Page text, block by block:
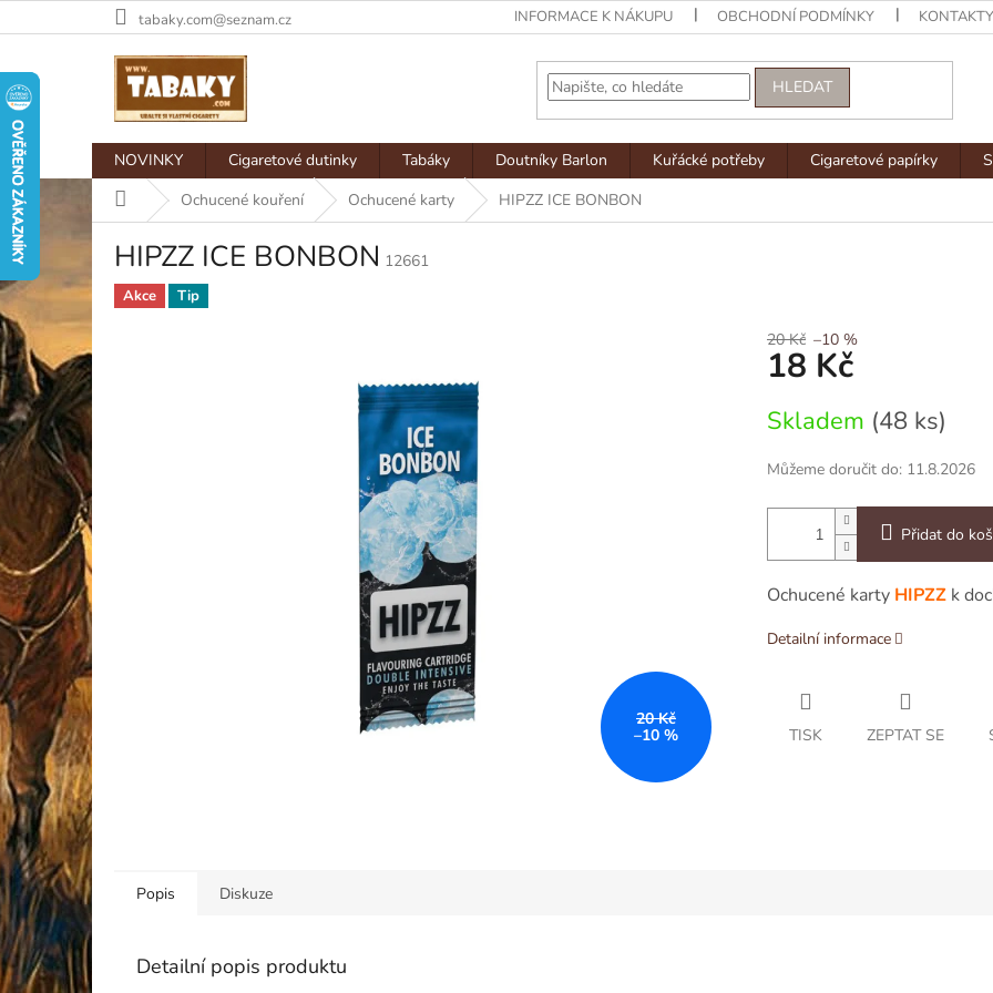
na
tabaky.com@seznam.cz INFORMACE K NÁKUPU OBCHODNÍ PODMÍNKY KONTAKTY
HLEDAT
NOVINKY Cigaretové dutinky Tabáky Doutníky Barlon Kuřácké potřeby Cigaretové papírky
Domů Ochucené kouření Ochucené karty HIPZZ ICE BONBON
HIPZZ ICE BONBON 12661
Akce Tip
20 Kč
–10 %
20 Kč –10 %
18 Kč
cena:
Skladem (48 ks)
Můžeme doručit do: 11.8.2026
Přidat do
Ochucené karty HIPZZ k
Detailní informace
TISK ZEPTAT SE
Popis Diskuze
Detailní popis produktu